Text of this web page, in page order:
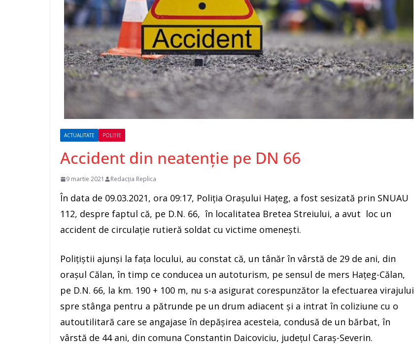
ACTUALITATE POLIȚIE
Accident din neatenție pe DN 66
9 martie 2021 Redacția Replica
În data de 09.03.2021, ora 09:17, Poliția Orașului Hațeg, a fost sesizată prin SNUAU
112, despre faptul că, pe D.N. 66, în localitatea Bretea Streiului, a avut loc un
accident de circulație rutieră soldat cu victime omenești.
Poliţiştii ajunşi la faţa locului, au constat că, un tânăr în vârstă de 29 de ani, din
orașul Călan, în timp ce conducea un autoturism, pe sensul de mers Hațeg-Călan,
pe D.N. 66, la km. 190 + 100 m, nu s-a asigurat corespunzător la efectuarea virajului
spre stânga pentru a pătrunde pe un drum adiacent și a intrat în coliziune cu o
autoutilitară care se angajase în depășirea acesteia, condusă de un bărbat, în
vârstă de 44 ani, din comuna Constantin Daicoviciu, judeţul Caraș-Severin.